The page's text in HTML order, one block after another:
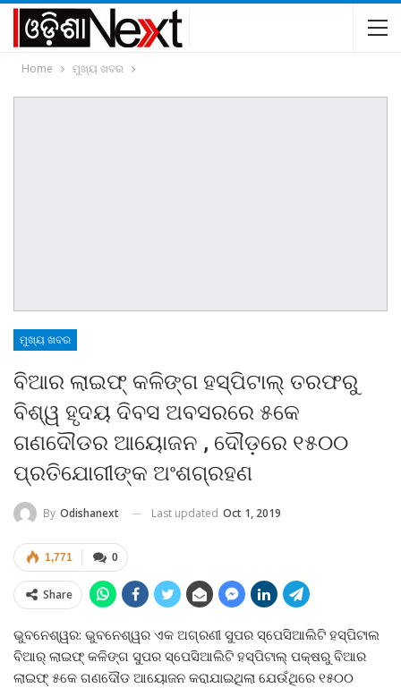
Home ମୁଖ୍ୟ ଖବର
ମୁଖ୍ୟ ଖବର
ବିଆର ଲାଇଫ୍ କଳିଙ୍ଗ ହସ୍ପିଟାଲ୍ ତରଫରୁ
ବିଶ୍ୱ ହୃଦୟ ଦିବସ ଅବସରରେ ୫କେ
ଗଣଦୌଡର ଆୟୋଜନ , ଦୌଡ଼ରେ ୧୫୦୦
ପ୍ରତିଯୋଗୀଙ୍କ ଅଂଶଗ୍ରହଣ
By Odishanext Last updated Oct 1, 2019
0
1,771
Share
ଭୁବନେଶ୍ୱର: ଭୁବନେଶ୍ୱର ଏକ ଅଗ୍ରଣୀ ସୁପର ସ୍ପେସିଆଲିଟି ହସ୍ପିଟାଲ
ବିଆର୍ ଲାଇଫ୍ କଳିଙ୍ଗ ସୁପର ସ୍ପେସିଆଲିଟି ହସ୍ପିଟାଲ୍ ପକ୍ଷରୁ ବିଆର
ଲାଇଫ୍ ୫କେ ଗଣଦୌଡ ଆୟୋଜନ କରାଯାଇଥିଲା ଯେଉଁଥିରେ ୧୫୦୦